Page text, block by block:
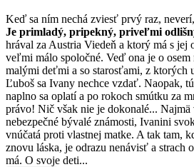
Keď sa ním nechá zviesť prvý raz,
Je primladý, pripekný, priveľmi
hrával za Austria Viedeň a ktorý má s jej
veľmi málo spoločné. Veď ona je o osem
malými deťmi a so starosťami, z ktorých
Ľuboš sa Ivany nechce vzdať. Naopak,
naplno sa oplatí a po rokoch smútku za
právo! Nič však nie je dokonalé...
nebezpečné bývalé známosti, Ivanini
vnúčatá proti vlastnej matke. A tak tam,
znovu láska, je odrazu nenávisť a strach
má. O svoje deti...